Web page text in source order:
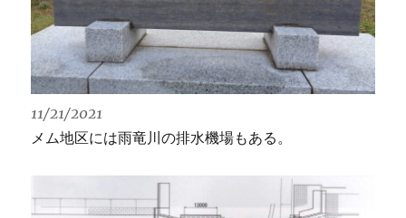
11/21/2021
メム地区には雨竜川の排水機場もある。